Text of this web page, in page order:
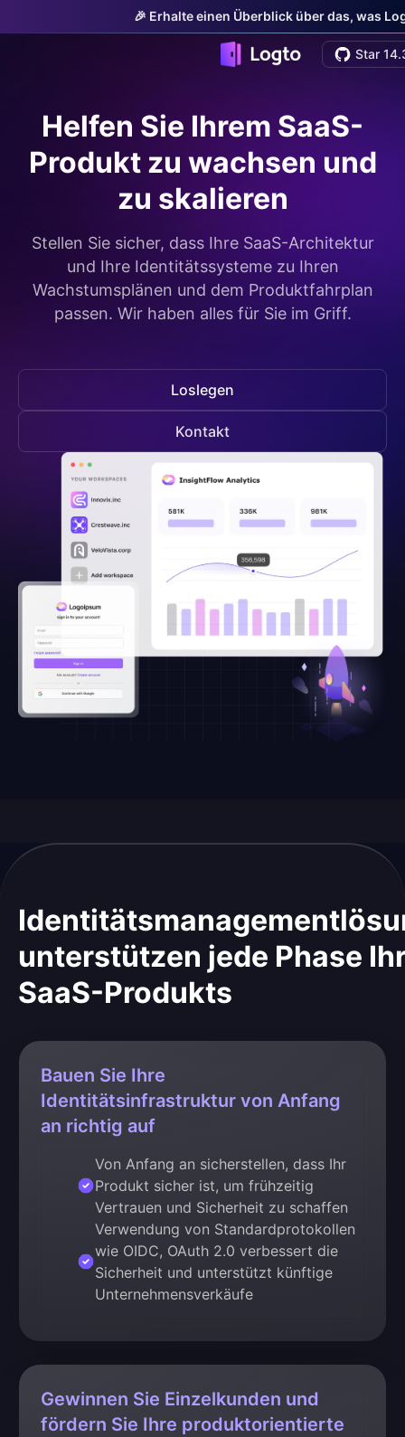
🎉 Erhalte einen Überblick über das, was
Star
Helfen Sie Ihrem SaaS-
Produkt zu wachsen und
zu skalieren
Stellen Sie sicher, dass Ihre SaaS-Architektur
und Ihre Identitätssysteme zu Ihren
Wachstumsplänen und dem Produktfahrplan
passen. Wir haben alles für Sie im Griff.
Loslegen
Kontakt
unterstützen jede Phase
SaaS-Produkts
Bauen Sie Ihre
Identitätsinfrastruktur von Anfang
an richtig auf
Von Anfang an sicherstellen, dass Ihr
Produkt sicher ist, um frühzeitig
Vertrauen und Sicherheit zu schaffen
Verwendung von Standardprotokollen
wie OIDC, OAuth 2.0 verbessert die
Sicherheit und unterstützt künftige
Unternehmensverkäufe
Gewinnen Sie Einzelkunden und
fördern Sie Ihre produktorientierte